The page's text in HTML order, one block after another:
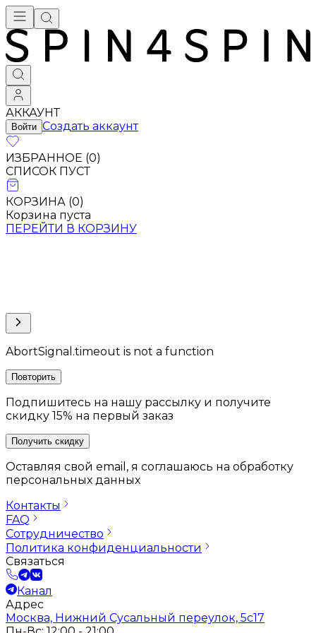
АККАУНТ
Войти Создать аккаунт
ИЗБРАННОЕ (0)
СПИСОК ПУСТ
КОРЗИНА (0)
Корзина пуста
ПЕРЕЙТИ В КОРЗИНУ
AbortSignal.timeout is not a function
Повторить
Подпишитесь на нашу рассылку и получите
скидку 15% на первый заказ
Получить скидку
Оставляя свой email, я соглашаюсь на обработку
персональных данных
Контакты
FAQ
Сотрудничество
Политика конфиденциальности
Связаться
Канал
Адрес
Москва, Нижний Сусальный переулок, 5с17